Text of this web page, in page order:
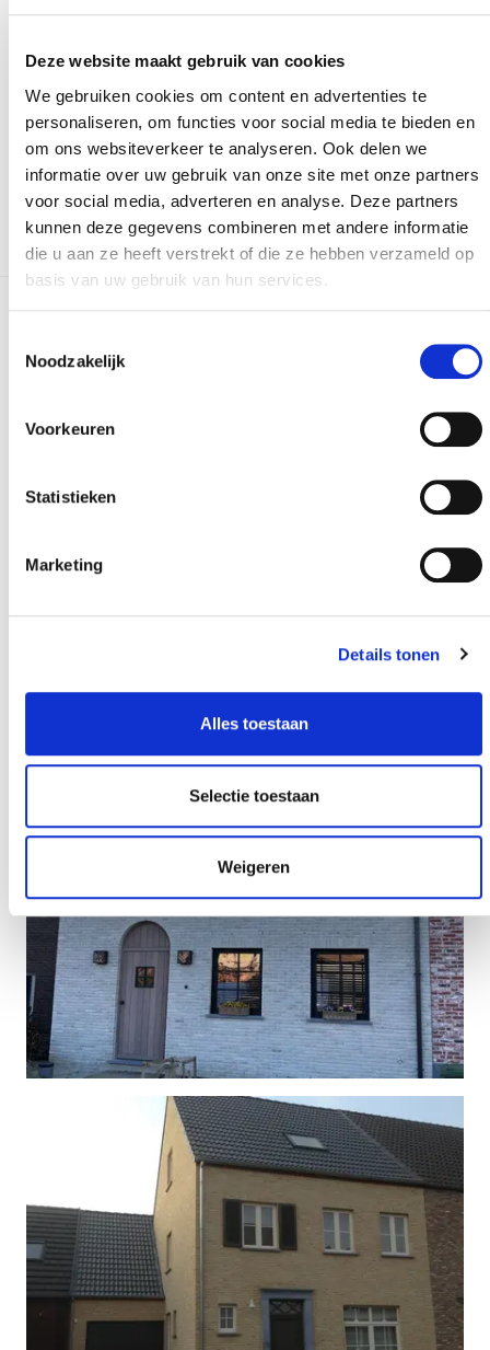
Deze website maakt gebruik van cookies
We gebruiken cookies om content en advertenties te
personaliseren, om functies voor social media te bieden en
om ons websiteverkeer te analyseren. Ook delen we
informatie over uw gebruik van onze site met onze partners
voor social media, adverteren en analyse. Deze partners
kunnen deze gegevens combineren met andere informatie
die u aan ze heeft verstrekt of die ze hebben verzameld op
basis van uw gebruik van hun services.
Noodzakelijk
Voorkeuren
Statistieken
Marketing
Details tonen
Alles toestaan
Selectie toestaan
Weigeren
Versturen
Bij het invullen van dit formulier gebruiken we je
gegevens enkel om gevolg te geven aan je vraag of
opmerking. Bekijk ons volledigprivacybeleid.